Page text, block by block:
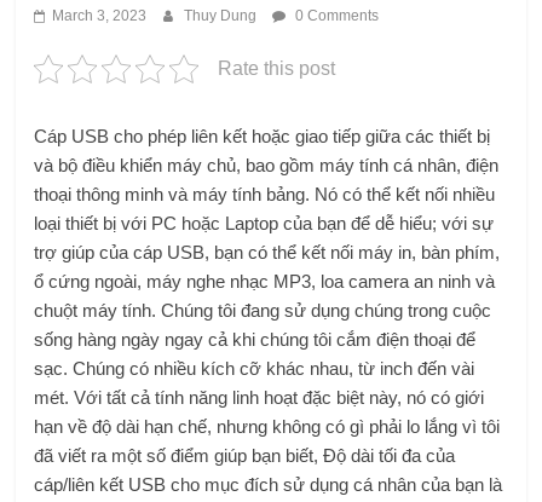
March 3, 2023 Thuy Dung 0 Comments
Rate this post
Cáp USB cho phép liên kết hoặc giao tiếp giữa các thiết bị
và bộ điều khiển máy chủ, bao gồm máy tính cá nhân, điện
thoại thông minh và máy tính bảng. Nó có thể kết nối nhiều
loại thiết bị với PC hoặc Laptop của bạn để dễ hiểu; với sự
trợ giúp của cáp USB, bạn có thể kết nối máy in, bàn phím,
ổ cứng ngoài, máy nghe nhạc MP3, loa camera an ninh và
chuột máy tính. Chúng tôi đang sử dụng chúng trong cuộc
sống hàng ngày ngay cả khi chúng tôi cắm điện thoại để
sạc. Chúng có nhiều kích cỡ khác nhau, từ inch đến vài
mét. Với tất cả tính năng linh hoạt đặc biệt này, nó có giới
hạn về độ dài hạn chế, nhưng không có gì phải lo lắng vì tôi
đã viết ra một số điểm giúp bạn biết, Độ dài tối đa của
cáp/liên kết USB cho mục đích sử dụng cá nhân của bạn là